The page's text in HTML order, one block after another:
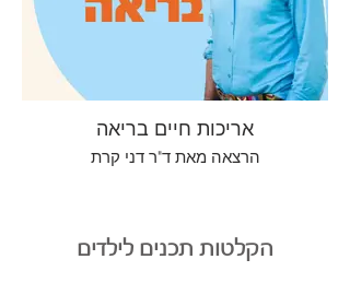
אריכות חיים בריאה
הרצאה מאת ד"ר דני קרת
הקלטות תכנים לילדים